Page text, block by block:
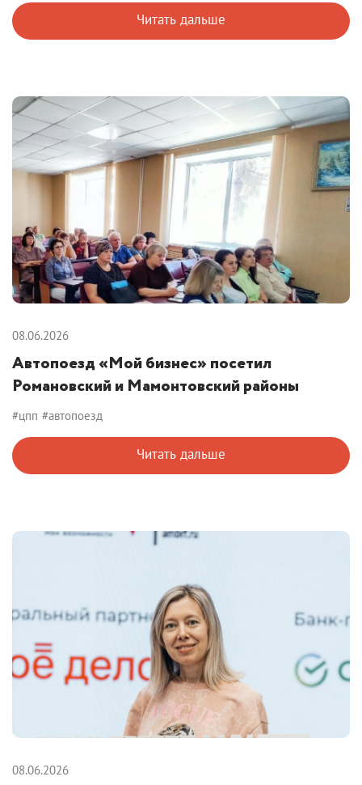
Читать дальше
08.06.2026
Автопоезд «Мой бизнес» посетил
Романовский и Мамонтовский районы
#цпп #автопоезд
Читать дальше
08.06.2026